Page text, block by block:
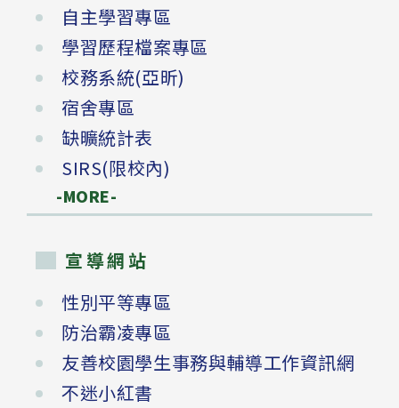
自主學習專區
學習歷程檔案專區
校務系統(亞昕)
宿舍專區
缺曠統計表
SIRS(限校內)
-MORE-
宣導網站
性別平等專區
防治霸凌專區
友善校園學生事務與輔導工作資訊網
不迷小紅書